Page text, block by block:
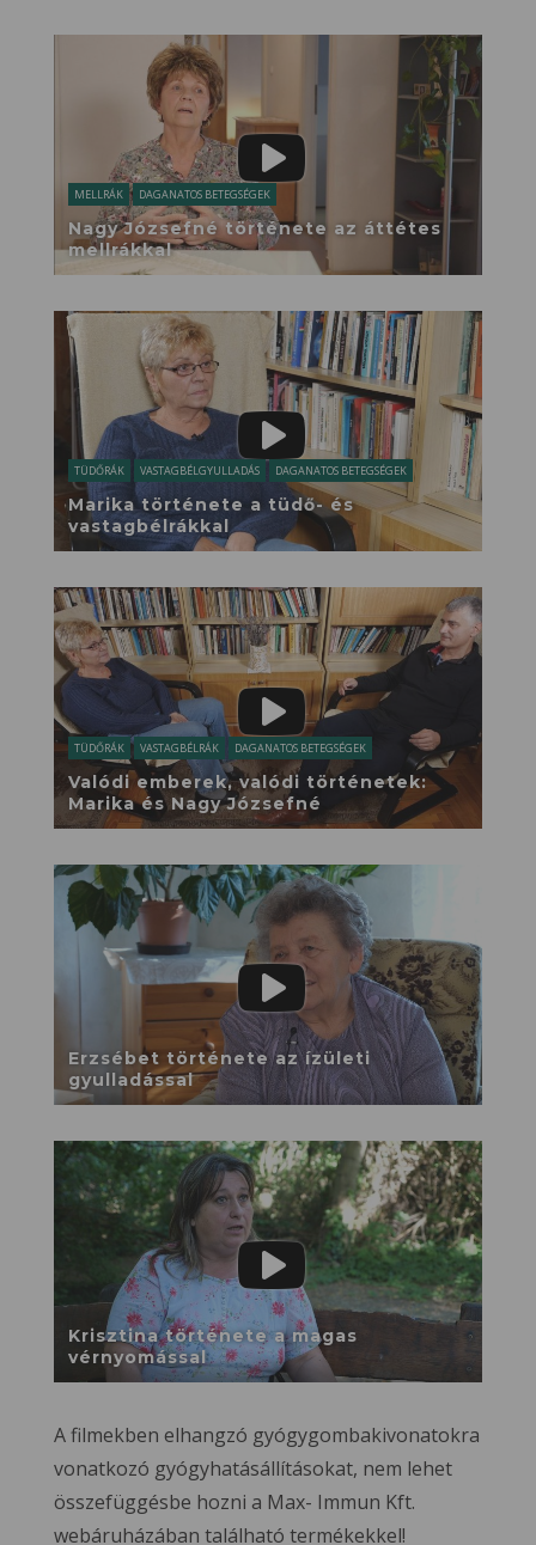
MELLRÁK DAGANATOS BETEGSÉGEK
Nagy Józsefné története az áttétes
mellrákkal
TÜDŐRÁK VASTAGBÉLGYULLADÁS DAGANATOS BETEGSÉGEK
Marika története a tüdő- és
vastagbélrákkal
TÜDŐRÁK VASTAGBÉLRÁK DAGANATOS BETEGSÉGEK
Valódi emberek, valódi történetek:
Marika és Nagy Józsefné
Erzsébet története az ízületi
gyulladással
Krisztina története a magas
vérnyomással
A filmekben elhangzó gyógygombakivonatokra
vonatkozó gyógyhatásállításokat, nem lehet
összefüggésbe hozni a Max- Immun Kft.
webáruházában található termékekkel!